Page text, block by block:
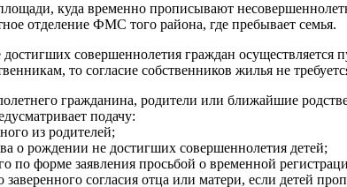
куда временно прописывают
отделение ФМС того района, где пребывает семья.
совершеннолетия граждан
то согласие собственников жилья не
гражданина, родители или ближайшие
подачу:
из родителей;
о рождении не достигших совершеннолетия детей;
по форме заявления просьбой о временной
заверенного согласия отца или матери, если детей